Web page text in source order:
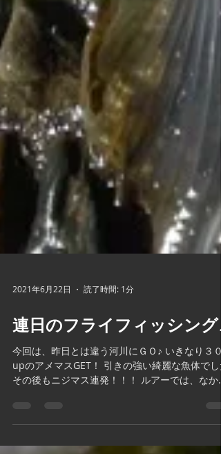
2021年6月22日 読了時間: 1分
連日のフライフィッシング♪
今回は、昨日とは違う河川にＧＯ♪ いきなり３０
連発 ドライフライでトップの釣りは楽しい 釣れ